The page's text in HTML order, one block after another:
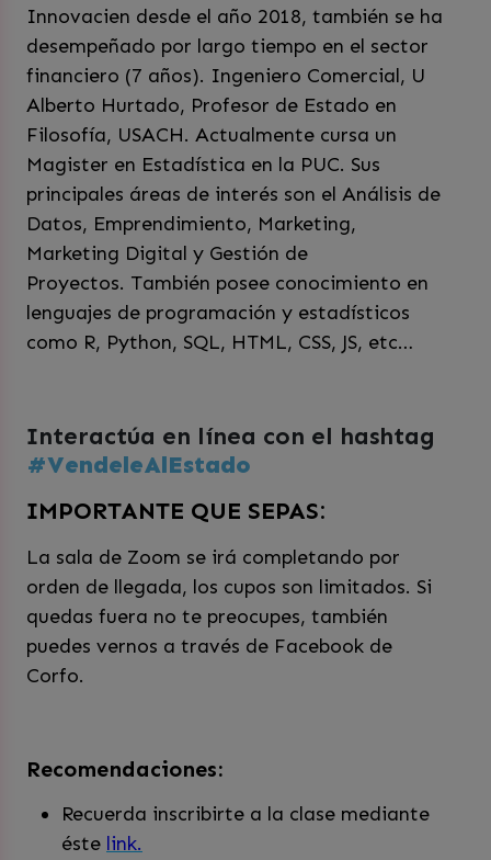
Innovacien desde el año 2018, también se ha
desempeñado por largo tiempo en el sector
financiero (7 años). Ingeniero Comercial, U
Alberto Hurtado, Profesor de Estado en
Filosofía, USACH. Actualmente cursa un
Magister en Estadística en la PUC. Sus
principales áreas de interés son el Análisis de
Datos, Emprendimiento, Marketing,
Marketing Digital y Gestión de
Proyectos. También posee conocimiento en
lenguajes de programación y estadísticos
como R, Python, SQL, HTML, CSS, JS, etc…
Interactúa en línea con el hashtag
#VendeleAlEstado
IMPORTANTE QUE SEPAS:
La sala de Zoom se irá completando por
orden de llegada, los cupos son limitados. Si
quedas fuera no te preocupes, también
puedes vernos a través de Facebook de
Corfo.
Recomendaciones:
Recuerda inscribirte a la clase mediante
éste link.